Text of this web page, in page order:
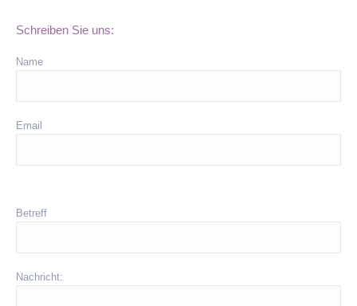
Schreiben Sie uns:
Name
Email
Betreff
Nachricht: